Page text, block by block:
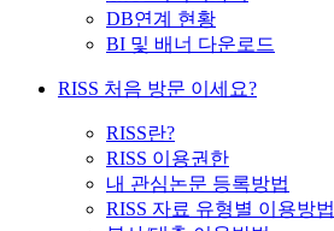
DB연계 현황
BI 및 배너 다운로드
RISS 처음 방문 이세요?
RISS란?
RISS 이용권한
내 관심논문 등록방법
RISS 자료 유형별 이용방법